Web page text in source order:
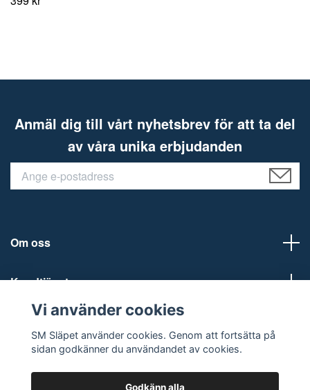
Anmäl dig till vårt nyhetsbrev för att ta del
av våra unika erbjudanden
Om oss
Kundtjänst
Sociala medier
Vi använder cookies
SM Släpet använder cookies. Genom att fortsätta på
sidan godkänner du användandet av cookies.
Godkänn alla